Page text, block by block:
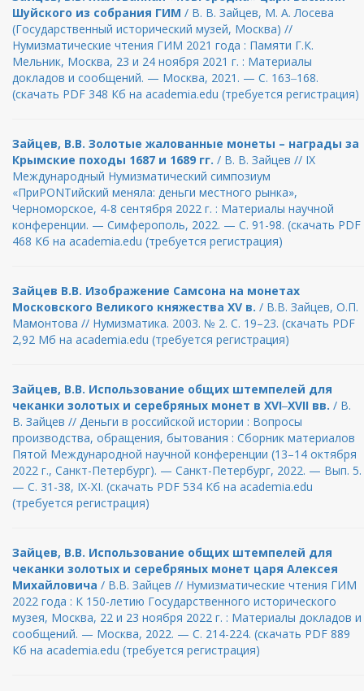
Шуйского из собрания ГИМ / В. В. Зайцев, М. А. Лосева
(Государственный исторический музей, Москва) //
Нумизматические чтения ГИМ 2021 года : Памяти Г.К.
Мельник, Москва, 23 и 24 ноября 2021 г. : Материалы
докладов и сообщений. — Москва, 2021. — С. 163‒168.
(скачать PDF 348 Кб на academia.edu (требуется регистрация)
Зайцев, В.В. Золотые жалованные монеты – награды за
Крымские походы 1687 и 1689 гг. / В. В. Зайцев // IX
Международный Нумизматический симпозиум
«ПриPONTийский меняла: деньги местного рынка»,
Черноморское, 4-8 сентября 2022 г. : Материалы научной
конференции. — Симферополь, 2022. — С. 91-98. (скачать PDF
468 Кб на academia.edu (требуется регистрация)
Зайцев В.В. Изображение Самсона на монетах
Московского Великого княжества XV в. / В.В. Зайцев, О.П.
Мамонтова // Нумизматика. 2003. № 2. С. 19–23. (скачать PDF
2,92 Мб на academia.edu (требуется регистрация)
Зайцев, В.В. Использование общих штемпелей для
чеканки золотых и серебряных монет в XVI‒XVII вв. / В.
В. Зайцев // Деньги в российской истории : Вопросы
производства, обращения, бытования : Сборник материалов
Пятой Международной научной конференции (13–14 октября
2022 г., Санкт-Петербург). — Санкт-Петербург, 2022. — Вып. 5.
— С. 31-38, IX-XI. (скачать PDF 534 Кб на academia.edu
(требуется регистрация)
Зайцев, В.В. Использование общих штемпелей для
чеканки золотых и серебряных монет царя Алексея
Михайловича / В.В. Зайцев // Нумизматические чтения ГИМ
2022 года : К 150-летию Государственного исторического
музея, Москва, 22 и 23 ноября 2022 г. : Материалы докладов и
сообщений. — Москва, 2022. — С. 214-224. (скачать PDF 889
Кб на academia.edu (требуется регистрация)